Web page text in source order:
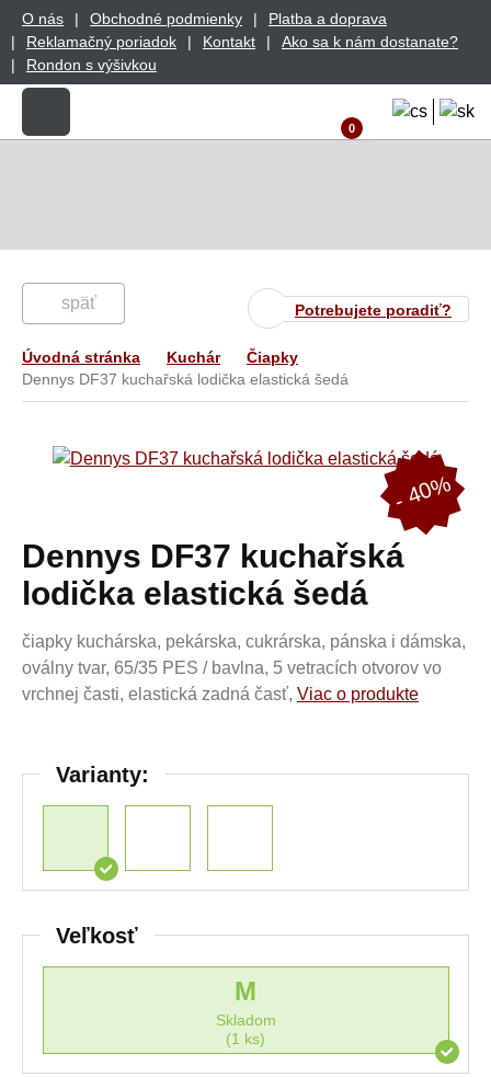
O nás Obchodné podmienky
Platba a doprava
Reklamačný poriadok
Kontakt
Ako sa k nám dostanate?
Rondon s výšivkou
0
Potrebujete poradiť?
späť
Úvodná stránka Kuchár
Čiapky
Dennys DF37 kuchařská lodička elastická šedá
Dennys DF37 kuchařská
lodička elastická šedá
čiapky kuchárska, pekárska, cukrárska, pánska i dámska,
oválny tvar, 65/35 PES / bavlna, 5 vetracích otvorov vo
vrchnej časti, elastická zadná časť, Viac o produkte
Varianty:
Veľkosť
M
Skladom
(1 ks)
- 40%